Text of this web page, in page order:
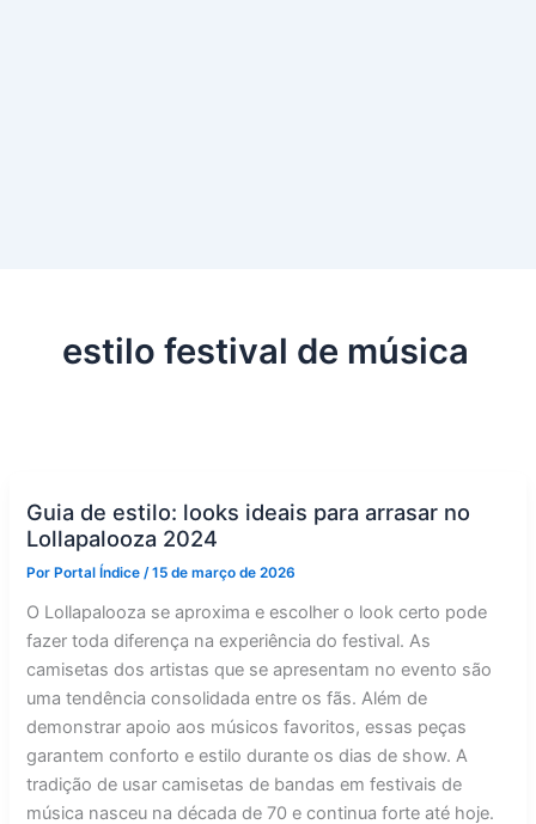
estilo festival de música
Guia de estilo: looks ideais para arrasar no
Lollapalooza 2024
Por Portal Índice/15 de março de 2026
O Lollapalooza se aproxima e escolher o look certo pode
fazer toda diferença na experiência do festival. As
camisetas dos artistas que se apresentam no evento são
uma tendência consolidada entre os fãs. Além de
demonstrar apoio aos músicos favoritos, essas peças
garantem conforto e estilo durante os dias de show. A
tradição de usar camisetas de bandas em festivais de
música nasceu na década de 70 e continua forte até hoje.